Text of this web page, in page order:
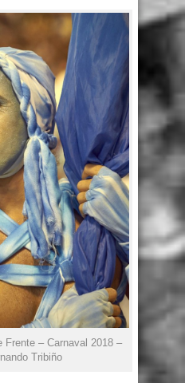
Frente – Carnaval 2018 –
Tribiño